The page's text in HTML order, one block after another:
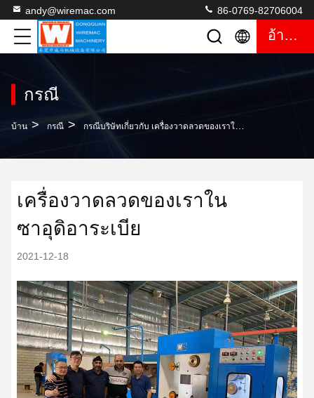
andy@wiremac.com 86-0769-82706004
อ้างอิง
กรณี
บ้าน > กรณี > กรณีบริษัทเกี่ยวกับ เครื่องวาดลวดของเราในซาอุดิอาระเบีย
เครื่องวาดลวดของเราใน
ซาอุดิอาระเบีย
2021-12-18